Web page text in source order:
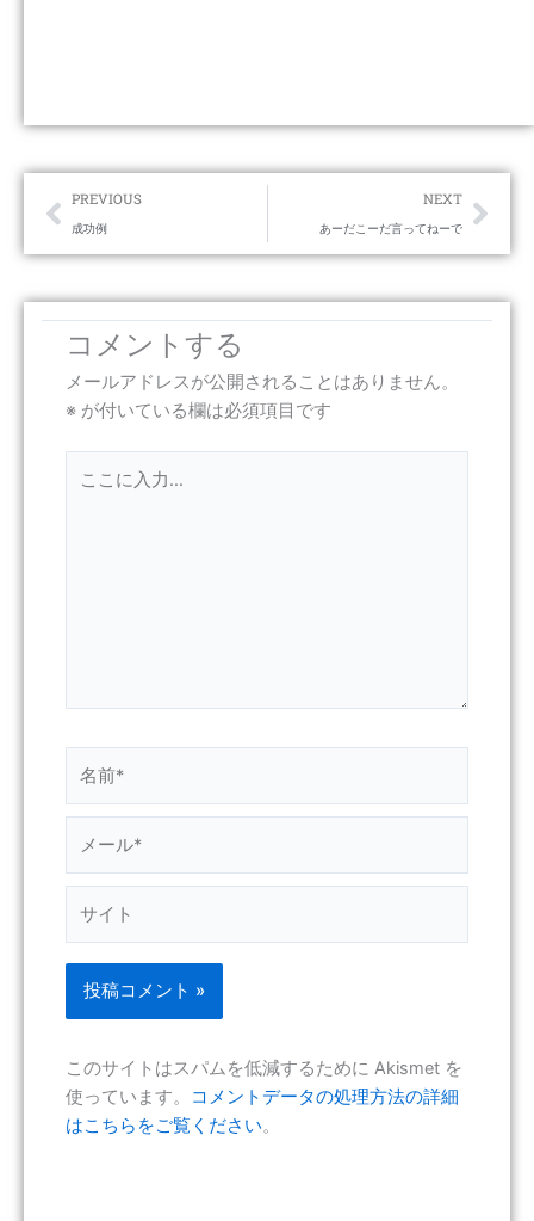
PrevPREVIOUS
成功例
NEXT
あーだこーだ言ってねーで
コメントする
メールアドレスが公開されることはありません。
※ が付いている欄は必須項目です
*
ー
ル
このサイトはスパムを低減するために Akismet を
使っています。
コメントデータの処理方法の詳細
はこちらをご覧ください。